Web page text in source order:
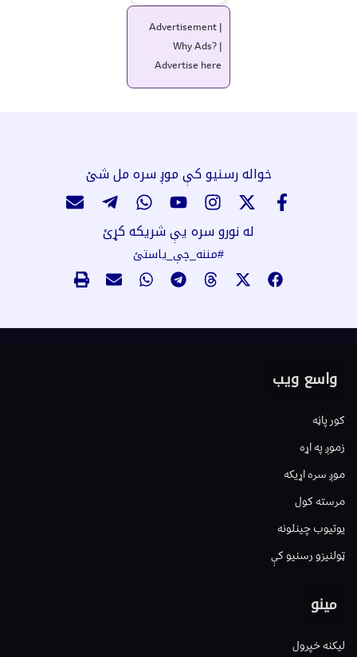
Advertisement |
Why Ads?|
Advertise here
خواله رسنیو کې موږ سره مل شئ
له نورو سره یې شریکه کړئ
#مننه_چې_یاستئ
واسع ویب
کور پاڼه
زموږ په اړه
موږ سره اړیکه
مرسته کول
یوتیوب چینلونه
ټولنیزو رسنیو کې
مینو
لیکنه خپرول